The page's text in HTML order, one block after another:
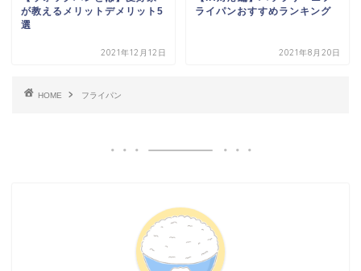
が教えるメリットデメリット5
選
2021年12月12日
ライパンおすすめランキング
2021年8月20日
HOME フライパン